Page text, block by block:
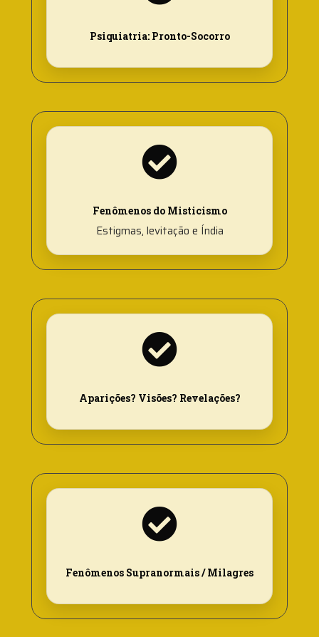
Psiquiatria: Pronto-Socorro
Fenômenos do Misticismo
Estigmas, levitação e Índia
Aparições? Visões? Revelações?
Fenômenos Supranormais / Milagres